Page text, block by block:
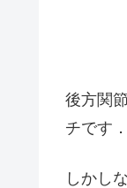
後方関
チです．
しかし